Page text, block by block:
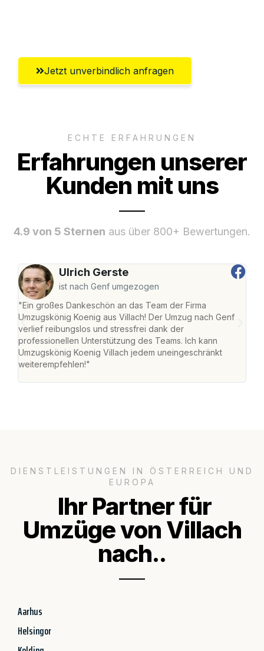
Jetzt unverbindlich anfragen
ECHTE ERFAHRUNGEN
Erfahrungen unserer
Kunden mit uns
4.9 von 5 Sternen aus über 800+ Bewertungen.
Ulrich Gerste
ist nach Genf umgezogen
"Ein großes Dankeschön an das Team der Firma
Umzugskönig Koenig aus Villach! Der Umzug nach Genf
verlief reibungslos und stressfrei dank der
professionellen Unterstützung des Teams. Ich kann
Umzugskönig Koenig Villach jedem uneingeschränkt
weiterempfehlen!"
DIENSTLEISTUNGEN IN ÖSTERREICH UND
EUROPA
Ihr Partner für
Umzüge von Villach
nach..
Aarhus
Helsingor